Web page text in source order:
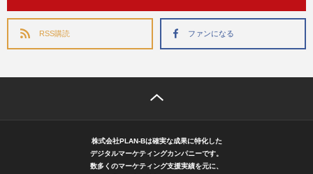
RSS購読 ファンになる
株式会社PLAN-Bは確実な成果に特化した
デジタルマーケティングカンパニーです。
数多くのマーケティング支援実績を元に、